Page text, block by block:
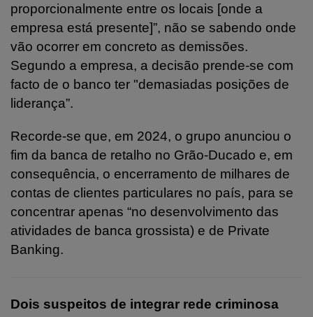
proporcionalmente entre os locais [onde a
empresa está presente]”, não se sabendo onde
vão ocorrer em concreto as demissões.
Segundo a empresa, a decisão prende-se com
facto de o banco ter "demasiadas posições de
liderança”.
Recorde-se que, em 2024, o grupo anunciou o
fim da banca de retalho no Grão-Ducado e, em
consequência, o encerramento de milhares de
contas de clientes particulares no país, para se
concentrar apenas “no desenvolvimento das
atividades de banca grossista) e de Private
Banking.
Dois suspeitos de integrar rede criminosa